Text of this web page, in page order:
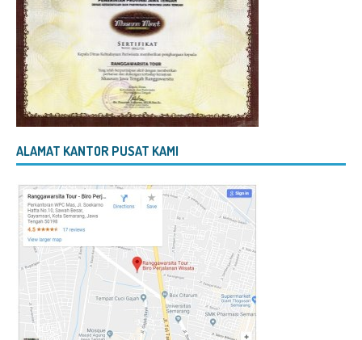
ALAMAT KANTOR PUSAT KAMI